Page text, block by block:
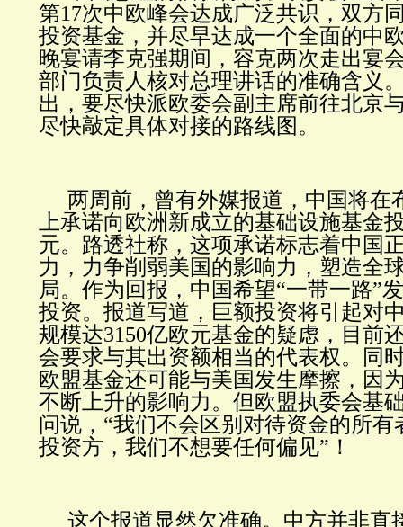
第17次中欧峰会达成广泛共识，双方
投资基金，并尽早达成一个全面的中
晚宴请李克强期间，容克两次走出宴
部门负责人核对总理讲话的准确含义
出，要尽快派欧委会副主席前往北京
尽快敲定具体对接的路线图。
两周前，曾有外媒报道，中国将在
上承诺向欧洲新成立的基础设施基金
元。路透社称，这项承诺标志着中国
力，力争削弱美国的影响力，塑造全
局。作为回报，中国希望“一带一路”
投资。报道写道，巨额投资将引起对
规模达3150亿欧元基金的疑虑，目前
会要求与其出资额相当的代表权。同
欧盟基金还可能与美国发生摩擦，因
不断上升的影响力。但欧盟执委会基
问说，“我们不会区别对待资金的所
投资方，我们不想要任何偏见”！
这个报道显然欠准确。中方并非直